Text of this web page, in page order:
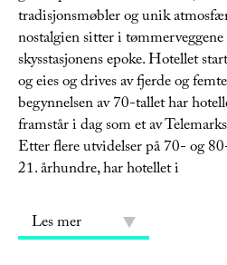
tradisjonsmøbler og unik
nostalgien sitter i
skysstasjonens epoke. Hotellet
og eies og drives av fjerde og
begynnelsen av 70-tallet har
framstår i dag som et av
Etter flere utvidelser på 70- og
21. århundre, har hotellet i
Les mer